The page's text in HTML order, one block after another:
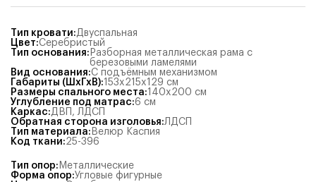
Тип кровати:Двуспальная
Цвет:Серебристый
Тип основания: Разборная металлическая рама с
березовыми ламелями
Вид основания:С подъёмным механизмом
Габариты (ШхГхВ):153x215x129 см
Размеры спального места:140x200 см
Углубление под матрас:6 см
Каркас:ДВП , ЛДСП
Обратная сторона изголовья:ЛДСП
Тип материала: Велюр Каспия
Код ткани:25-396
Тип опор: Металлические
Форма опор:Угловые фигурные